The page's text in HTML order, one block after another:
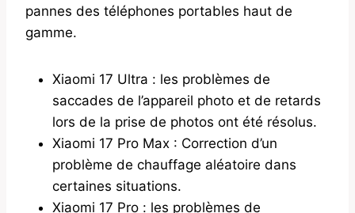
pannes des téléphones portables haut de
gamme.
Xiaomi 17 Ultra : les problèmes de
saccades de l’appareil photo et de retards
lors de la prise de photos ont été résolus.
Xiaomi 17 Pro Max : Correction d’un
problème de chauffage aléatoire dans
certaines situations.
Xiaomi 17 Pro : les problèmes de